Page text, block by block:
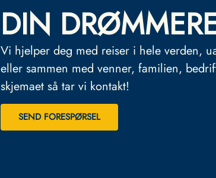
DIN
Vi hjelper deg med reiser i hele verden,
eller sammen med venner, familien,
skjemaet så tar vi kontakt!
SEND FORESPØRSEL